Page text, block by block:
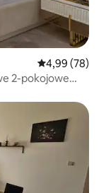
Średnia
4,99 (78)
2-pokojowe